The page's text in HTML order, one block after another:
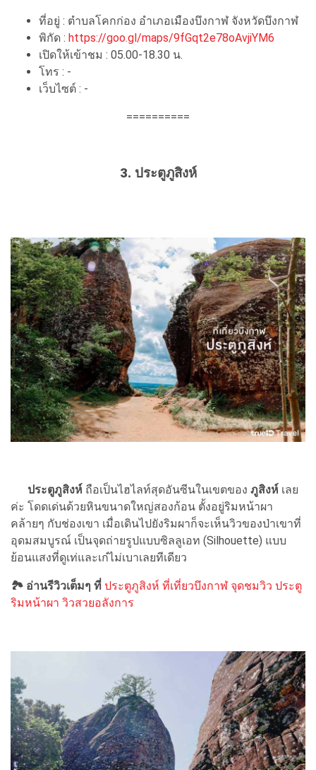
ที่อยู่ : ตำบลโคกก่อง อำเภอเมืองบึงกาฬ จังหวัดบึงกาฬ
พิกัด : https://goo.gl/maps/9fGqt2e78oAvjiYM6
เปิดให้เข้าชม : 05.00-18.30 น.
โทร : -
เว็บไซต์ : -
==========
3. ประตูภูสิงห์
ประตูภูสิงห์ ถือเป็นไฮไลท์สุดอันซีนในเขตของ ภูสิงห์ เลย
ค่ะ โดดเด่นด้วยหินขนาดใหญ่สองก้อน ตั้งอยู่ริมหน้าผา
คล้ายๆ กับช่องเขา เมื่อเดินไปยังริมผาก็จะเห็นวิวของป่าเขาที่
อุดมสมบูรณ์ เป็นจุดถ่ายรูปแบบซิลลูเอท (Silhouette) แบบ
ย้อนแสงที่ดูเท่และเก๋ไม่เบาเลยทีเดียว
🏞 อ่านรีวิวเต็มๆ ที่ ประตูภูสิงห์ ที่เที่ยวบึงกาฬ จุดชมวิว ประตู
ริมหน้าผา วิวสวยอลังการ